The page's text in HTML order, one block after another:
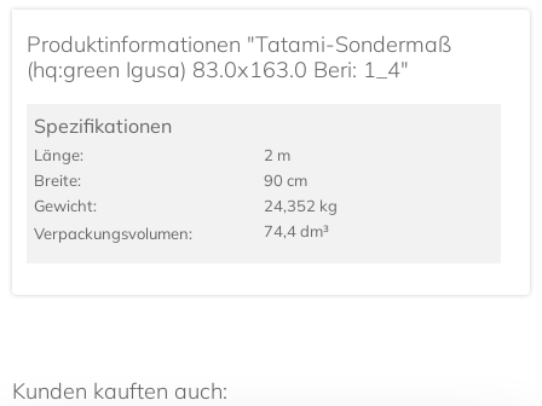
Produktinformationen "Tatami-Sondermaß
(hq:green Igusa) 83.0x163.0 Beri: 1_4"
Spezifikationen
Länge:
2 m
Breite:
90 cm
Gewicht:
24,352 kg
Verpackungs­volumen:
74,4 dm³
Kunden kauften auch: